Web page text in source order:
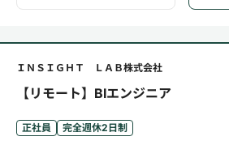
ＩＮＳＩＧＨＴ ＬＡＢ株式会社
【リモート】BIエンジニア
正社員 完全週休2日制